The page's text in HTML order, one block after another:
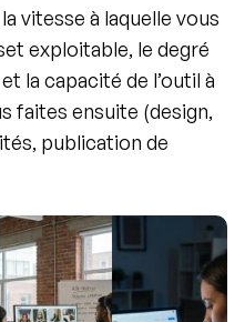
vitesse à laquelle vous
exploitable, le degré
la capacité de l’outil à
faites ensuite (design,
publication de